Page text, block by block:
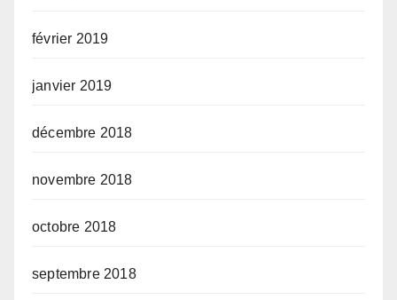
février 2019
janvier 2019
décembre 2018
novembre 2018
octobre 2018
septembre 2018